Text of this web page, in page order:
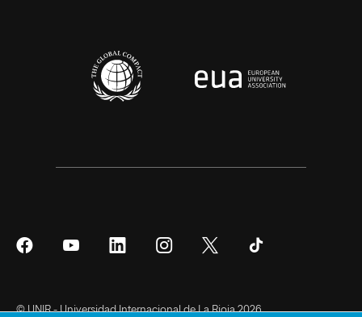
SíguenosSíguenos
SíguenosSíguenos
Síguenos
© UNIR - Universidad Internacional de La Rioja 2026